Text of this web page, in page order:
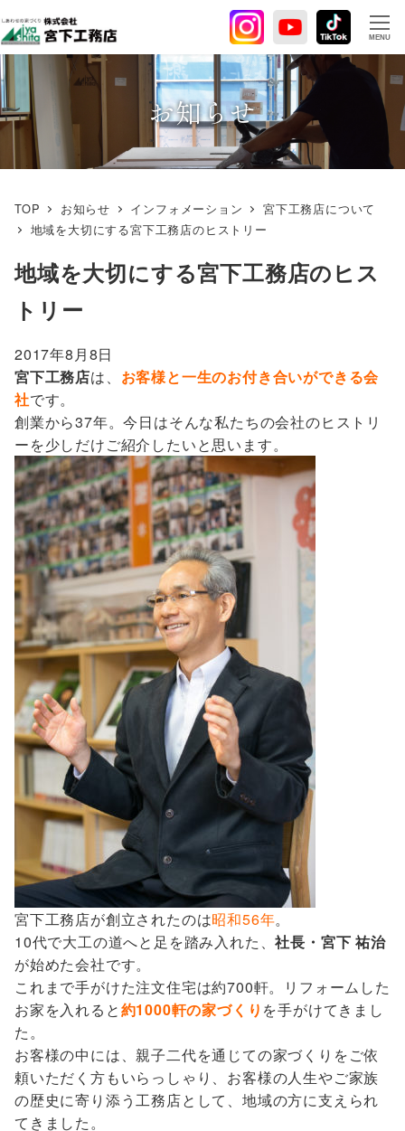
イ
ン
コ
ン
テ
ン
ツ
MENU
お知らせ
TOP お知らせ インフォメーション
宮下工務店について
地域を大切にする宮下工務店のヒストリー
地域を大切にする宮下工務店のヒス
トリー
2017年8月8日
宮下工務店は、 お客様と一生のお付き合いができる会
社です。
創業から37年。今日はそんな私たちの会社のヒストリ
ーを少しだけご紹介したいと思います。
宮下工務店が創立されたのは昭和56年。
10代で大工の道へと足を踏み入れた、社長・宮下 祐治
が始めた会社です。
これまで手がけた注文住宅は約700軒。リフォームした
お家を入れると約1000軒の家づくり を手がけてきまし
た。
お客様の中には、親子二代を通じての家づくりをご依
頼いただく方もいらっしゃり、お客様の人生やご家族
の歴史に寄り添う工務店として、地域の方に支えられ
てきました。